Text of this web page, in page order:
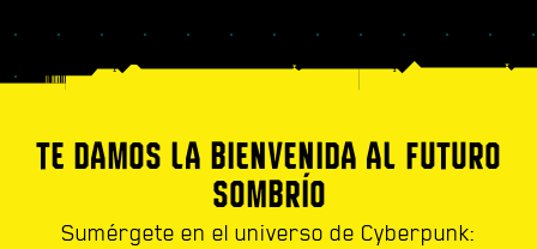
TE DAMOS LA BIENVENIDA AL FUTURO
SOMBRÍO
Sumérgete en el universo de Cyberpunk: